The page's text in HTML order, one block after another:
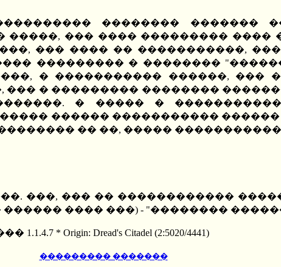
�������� �������
��� ���� ��������� ����
��� ���� �� �����������,
��������� � ��������
� ����������� ������, ���
� ��������� ��������
� ����� �
������ �����������
�� ��, �����
���, ��� �� ������������
���� ���) - "��������
* Origin: Dread's Citadel (2:5020/4441)
��������� �������